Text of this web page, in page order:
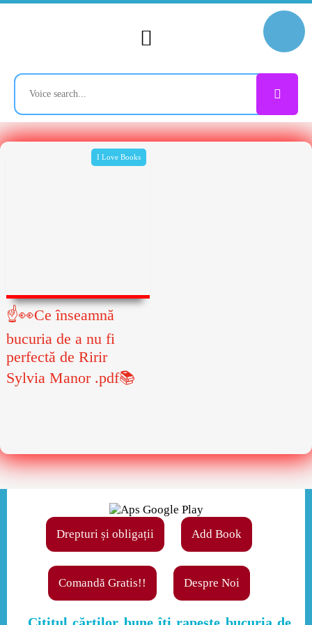
I Love Books
☝👀Ce înseamnă
bucuria de a nu fi
perfectă de Ririr
Sylvia Manor .pdf📚
Drepturi și obligații Add Book
Comandă Gratis!! Despre Noi